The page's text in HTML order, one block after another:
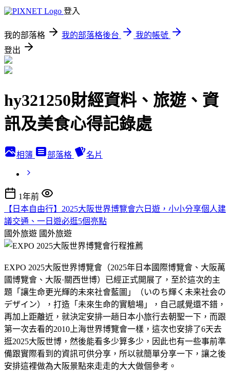
登入
我的部落格 我的部落格後台
我的帳號
登出
hy321250財經資料、旅遊、資
訊及美食心得記錄處
相簿 部落格 名片
1年前
【日本自由行】2025大阪世界博覽會六日遊，小小分享個人建
議交通、一日遊必逛5個亮點
國外旅遊 國外旅遊
EXPO 2025大阪世界博覽會（2025年日本國際博覽會、大阪萬
國博覽會、大阪·關西世博）已經正式開展了，至於這次的主
題「讓生命更光輝的未來社會藍圖」（いのち輝く未来社会の
デザイン），打造「未來生命的實驗場」，自己感覺還不錯，
再加上距離近，就決定安排一趟日本小旅行去朝聖一下，而跟
第一次去看的2010上海世界博覽會一樣，這次也安排了6天去
逛2025大阪世博，然後能看多少算多少，因此也有一些事前準
備跟實際看到的資訊可供分享，所以就簡單分享一下，讓之後
安排這裡做為大阪景點來走走的大大做個參考。